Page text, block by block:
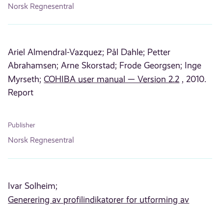
Norsk Regnesentral
Ariel Almendral-Vazquez; Pål Dahle; Petter
Abrahamsen; Arne Skorstad; Frode Georgsen; Inge
Myrseth; COHIBA user manual — Version 2.2 , 2010.
Report
Publisher
Norsk Regnesentral
Ivar Solheim;
Generering av profilindikatorer for utforming av